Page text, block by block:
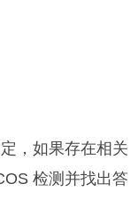
，如果存在相关
检测并找出答